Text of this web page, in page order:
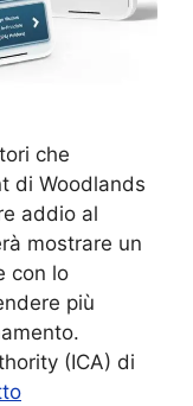
che
di Woodlands
addio al
mostrare un
con lo
più
(ICA) di